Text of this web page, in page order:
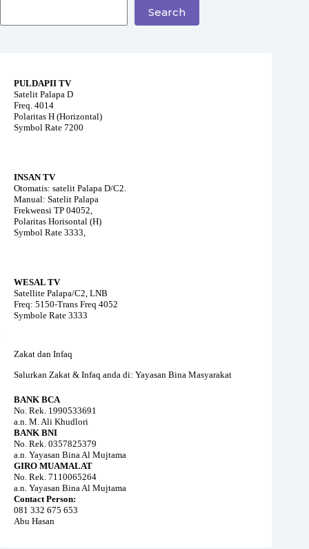
Search
PULDAPII TV
Satelit Palapa D
Freq. 4014
Polaritas H (Horizontal)
Symbol Rate 7200
INSAN TV
Otomatis: satelit Palapa D/C2.
Manual: Satelit Palapa
Frekwensi TP 04052,
Polaritas Horisontal (H)
Symbol Rate 3333,
WESAL TV
Satellite Palapa/C2, LNB
Freq: 5150-Trans Freq 4052
Symbole Rate 3333
Zakat dan Infaq
Salurkan Zakat & Infaq anda di: Yayasan Bina Masyarakat
BANK BCA
No. Rek. 1990533691
a.n. M. Ali Khudlori
BANK BNI
No. Rek. 0357825379
a.n. Yayasan Bina Al Mujtama
GIRO MUAMALAT
No. Rek. 7110065264
a.n. Yayasan Bina Al Mujtama
Contact Person:
081 332 675 653
Abu Hasan